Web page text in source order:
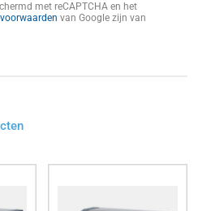
met reCAPTCHA en het
van Google zijn van